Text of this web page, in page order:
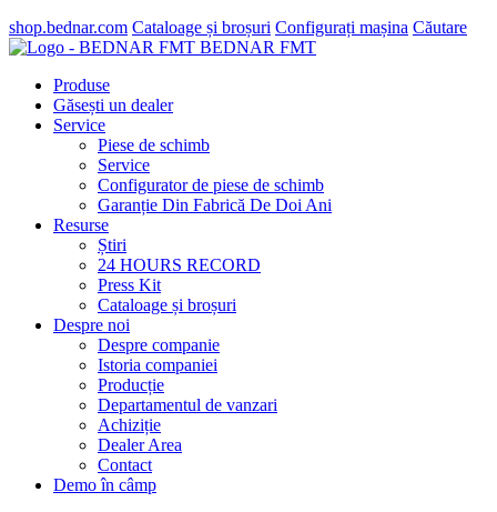
shop.bednar.com Cataloage și broșuri Configurați mașina Căutare
BEDNAR FMT
Produse
Găsești un dealer
Service
Piese de schimb
Service
Configurator de piese de schimb
Garanție Din Fabrică De Doi Ani
Resurse
Știri
24 HOURS RECORD
Press Kit
Cataloage și broșuri
Despre noi
Despre companie
Istoria companiei
Producție
Departamentul de vanzari
Achiziție
Dealer Area
Contact
Demo în câmp